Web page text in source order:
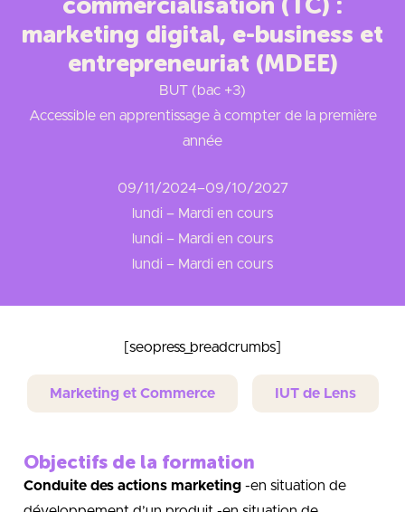
marketing digital, e-business et
entrepreneuriat (MDEE)
BUT (bac +3)
Accessible en apprentissage à compter de la première
année
09/11/2024–09/10/2027
lundi – Mardi en cours
lundi – Mardi en cours
lundi – Mardi en cours
[seopress_breadcrumbs]
Marketing et Commerce IUT de Lens
Objectifs de la formation
Conduite des actions marketing -en situation de